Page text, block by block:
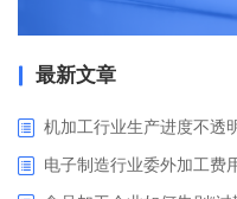
最新文章